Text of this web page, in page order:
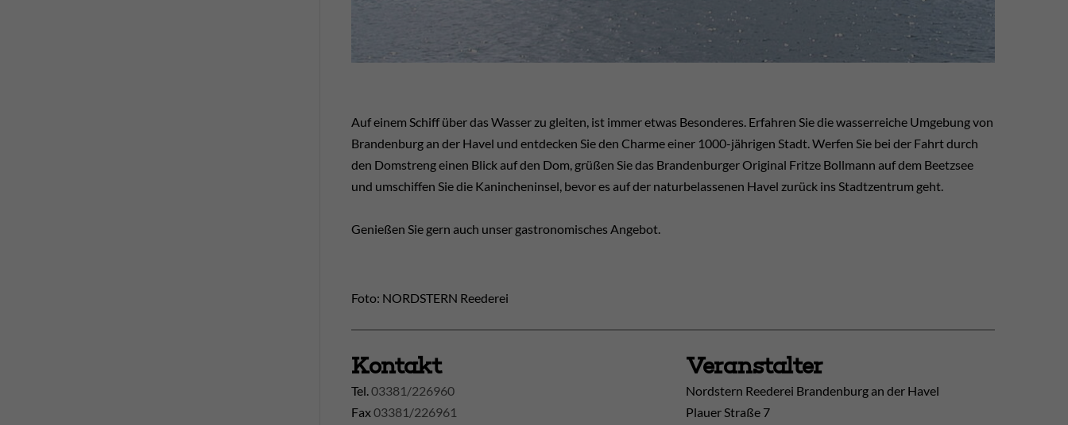
Auf einem Schiff über das Wasser zu gleiten, ist immer etwas Besonderes. Erfahren Sie die wasserreiche Umgebung von
Brandenburg an der Havel und entdecken Sie den Charme einer 1000-jährigen Stadt. Werfen Sie bei der Fahrt durch
den Domstreng einen Blick auf den Dom, grüßen Sie das Brandenburger Original Fritze Bollmann auf dem Beetzsee
und umschiffen Sie die Kanincheninsel, bevor es auf der naturbelassenen Havel zurück ins Stadtzentrum geht.
Genießen Sie gern auch unser gastronomisches Angebot.
Foto: NORDSTERN Reederei
Kontakt
Tel.03381/226960
Fax03381/226961
Veranstalter
Nordstern Reederei Brandenburg an der Havel
Plauer Straße 7